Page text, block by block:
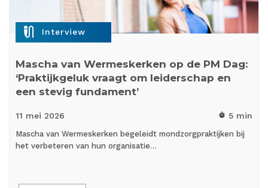
mic_external_on Interview
Mascha van Wermeskerken op de PM Dag:
‘Praktijkgeluk vraagt om leiderschap en
een stevig fundament’
11 mei 2026 timer 5 min
Mascha van Wermeskerken begeleidt mondzorgpraktijken bij
het verbeteren van hun organisatie…